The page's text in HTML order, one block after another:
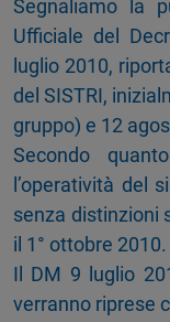
Segnaliamo la
Ufficiale del
luglio 2010,
del SISTRI,
gruppo) e 12
Secondo
l’operatività del
senza distinzioni
il 1° ottobre 2010.
Il DM 9 luglio
verranno riprese